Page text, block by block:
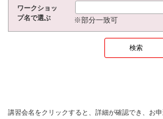
ワークショッ
プ名で選ぶ
※部分一致可
講習会名をクリックすると、詳細が確認でき、お申